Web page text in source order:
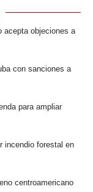
acepta objeciones a
con sanciones a
para ampliar
incendio forestal en
centroamericano